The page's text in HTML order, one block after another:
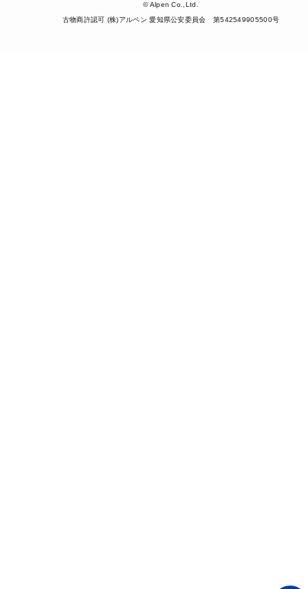
© Alpen Co.,Ltd.
古物商許認可 (株)アルペン 愛知県公安委員会 第542549905500号